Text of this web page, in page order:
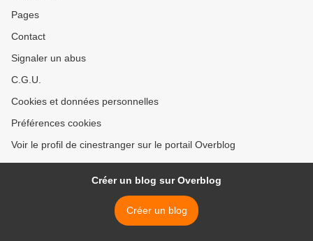
Pages
Contact
Signaler un abus
C.G.U.
Cookies et données personnelles
Préférences cookies
Voir le profil de cinestranger sur le portail Overblog
Créer un blog sur Overblog
Créer un blog